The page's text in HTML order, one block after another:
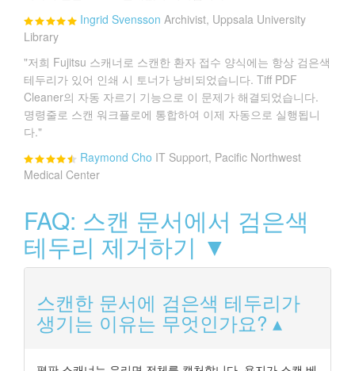
Ingrid Svensson Archivist, Uppsala University
Library
"저희 Fujitsu 스캐너로 스캔한 환자 접수 양식에는 항상 검은색
테두리가 있어 인쇄 시 토너가 낭비되었습니다. Tiff PDF
Cleaner의 자동 자르기 기능으로 이 문제가 해결되었습니다.
명령줄로 스캔 워크플로에 통합하여 이제 자동으로 실행됩니
다."
Raymond Cho IT Support, Pacific Northwest
Medical Center
FAQ: 스캔 문서에서 검은색
테두리 제거하기 ▼
스캔한 문서에 검은색 테두리가
생기는 이유는 무엇인가요?